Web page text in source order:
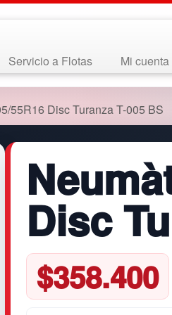
Servicio a Flotas Mi cuenta
55R16 Disc Turanza T-005 BS
Disc
$358.400